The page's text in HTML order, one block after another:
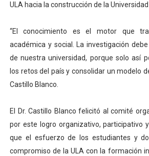
ULA hacia la construcción de la
“El conocimiento es el motor que
académica y social. La investigación
de nuestra universidad, porque solo así
los retos del país y consolidar un modelo
Castillo Blanco.
El Dr. Castillo Blanco felicitó al comité
por este logro organizativo, participativo
que el esfuerzo de los estudiantes y
compromiso de la ULA con la formación